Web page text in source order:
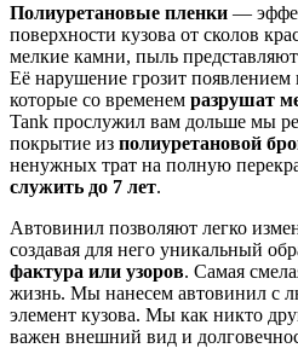
Полиуретановые пленки —
поверхности кузова от сколов
мелкие камни, пыль
Её нарушение грозит появлением
которые со временем разрушат
Tank прослужил вам дольше мы
покрытие из полиуретановой
ненужных трат на полную
служить до 7 лет.
Автовинил позволяют легко
создавая для него уникальный
фактура или узоров. Самая
жизнь. Мы нанесем автовинил с
элемент кузова. Мы как никто
важен внешний вид и